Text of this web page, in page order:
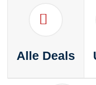
Alle Deals